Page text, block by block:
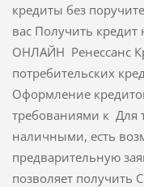
кредиты без
вас Получить
ОНЛАЙН Ренессанс
потребительских
Оформление
требованиями к Для
наличными, есть
предварительную
позволяет получить